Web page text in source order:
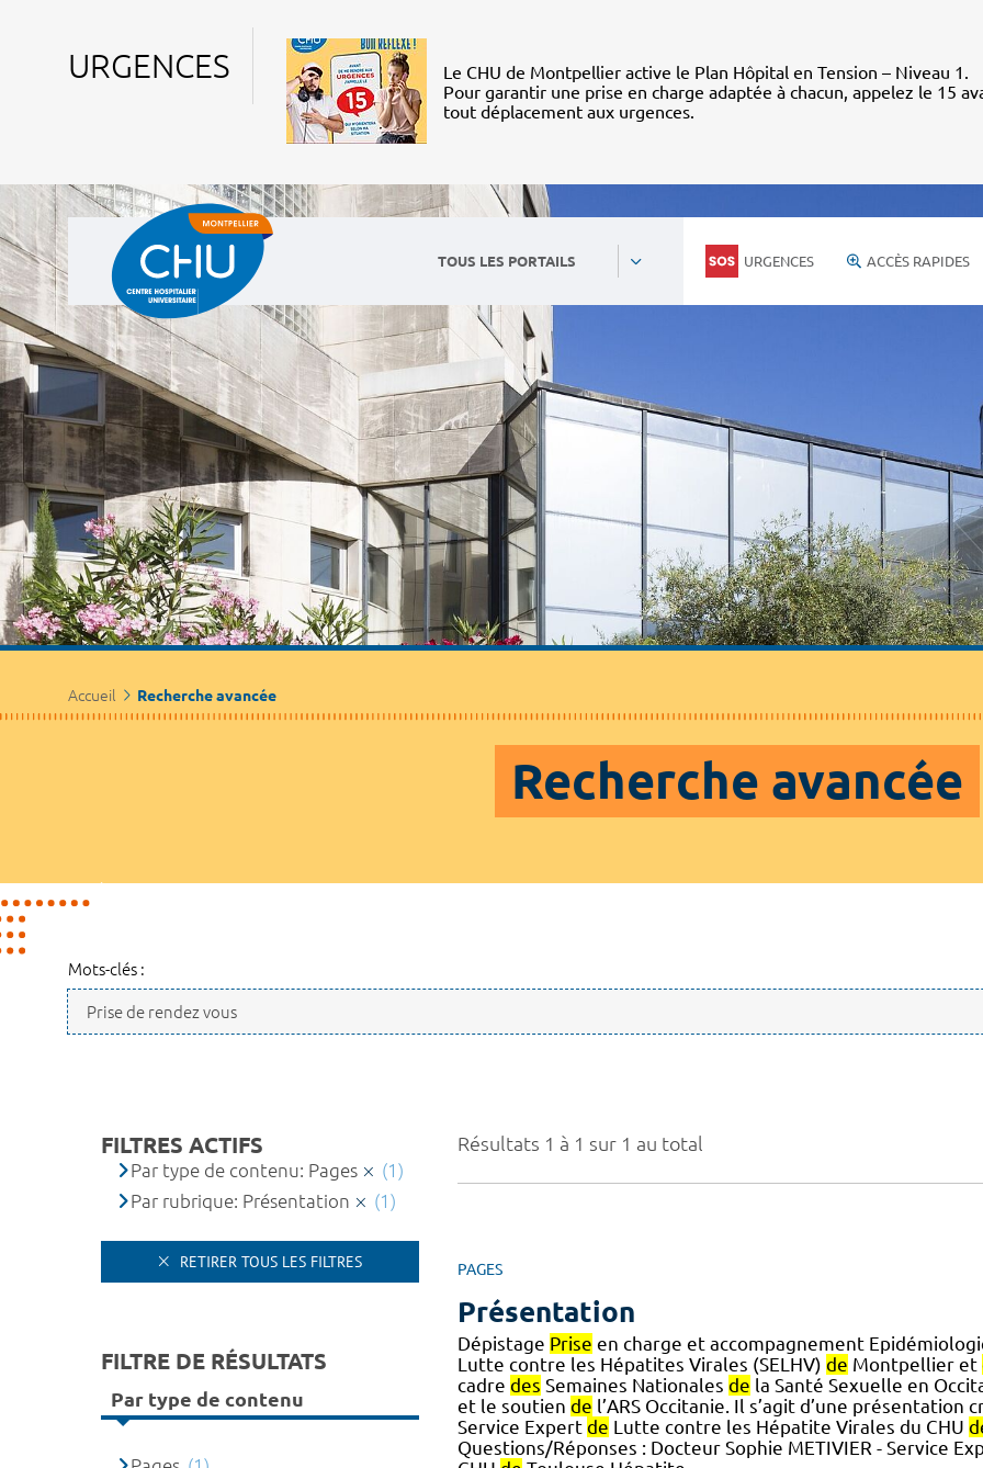
URGENCES
Le CHU de Montpellier active le Plan Hôpital en Tension – Niveau 1.
Pour garantir une prise en charge adaptée à chacun, appelez le 15
tout déplacement aux urgences.
TOUS LES PORTAILS URGENCES ACCÈS RAPIDES
Accueil Recherche avancée
Recherche avancée
Mots-clés :
Résultats 1 à 1 sur 1 au total
PAGES
Présentation
Dépistage Prise en charge et accompagnement
Lutte contre les Hépatites Virales (SELHV) de Montpellier et
cadre des Semaines Nationales de la Santé Sexuelle en
et le soutien de l’ARS Occitanie. Il s’agit d’une présentation
Service Expert de Lutte contre les Hépatite Virales du CHU
Questions/Réponses : Docteur Sophie METIVIER - Service
FILTRES ACTIFS
Par type de contenu: Pages
(1)
Par rubrique: Présentation
(1)
RETIRER TOUS LES FILTRES
FILTRE DE RÉSULTATS
Par type de contenu